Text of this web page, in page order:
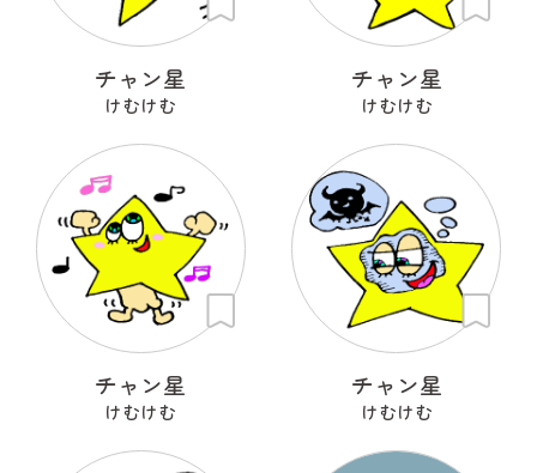
チャン星
けむけむ
チャン星
けむけむ
チャン星
けむけむ
チャン星
けむけむ